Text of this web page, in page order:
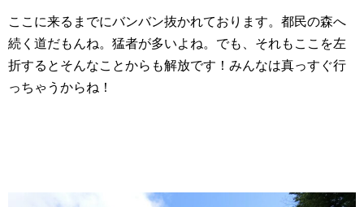
ここに来るまでにバンバン抜かれております。都民の森へ
続く道だもんね。猛者が多いよね。でも、それもここを左
折するとそんなことからも解放です！みんなは真っすぐ行
っちゃうからね！